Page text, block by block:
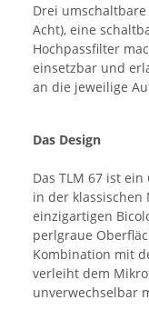
Drei
Acht), eine
Hochpassfilter
einsetzbar und
an die jeweilige
Das Design
Das TLM 67 ist
in der
einzigartigen
perlgraue
Kombination mit
verleiht dem
unverwechselbar